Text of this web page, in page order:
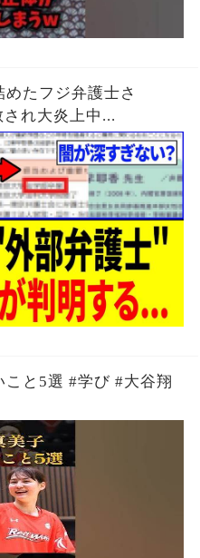
めたフジ弁護士さ
れ大炎上中...
と5選 #学び #大谷翔